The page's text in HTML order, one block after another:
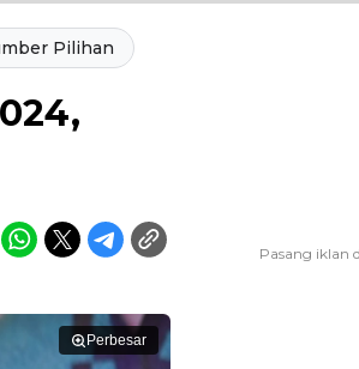
Pilihan
Perbesar